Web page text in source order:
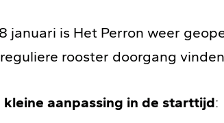
januari is Het Perron weer
rooster doorgang
kleine aanpassing in de starttijd: